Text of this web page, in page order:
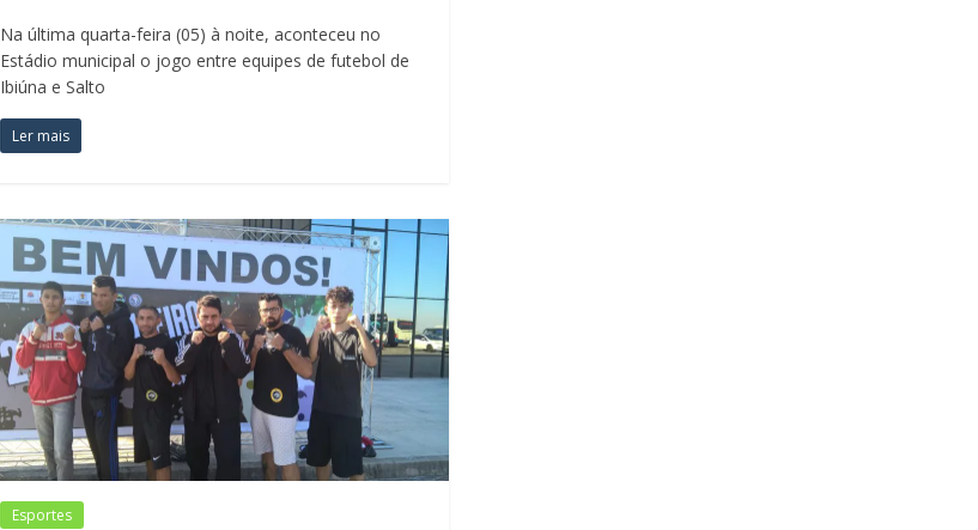
Na última quarta-feira (05) à noite, aconteceu no
Estádio municipal o jogo entre equipes de futebol de
Ibiúna e Salto
Ler mais
Esportes